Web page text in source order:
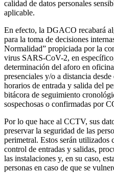
calidad de datos personales
aplicable.
En efecto, la DGACO recabará
para la toma de decisiones
Normalidad” propiciada por la
virus SARS-CoV-2, en
determinación del aforo en
presenciales y/o a distancia
horarios de entrada y salida del
bitácora de seguimiento
sospechosas o confirmadas por
Por lo que hace al CCTV, sus
preservar la seguridad de las
perimetral. Estos serán
control de entradas y salidas,
las instalaciones y, en su caso,
personas en caso de que se